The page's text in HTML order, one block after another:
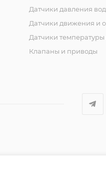
Датчики давления
Датчики движения и
Датчики
Клапаны и приводы